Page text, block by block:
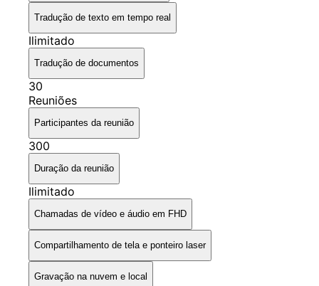
Tradução de texto em tempo real
Ilimitado
Tradução de documentos
30
Reuniões
Participantes da reunião
300
Duração da reunião
Ilimitado
Chamadas de vídeo e áudio em FHD
Compartilhamento de tela e ponteiro laser
Gravação na nuvem e local